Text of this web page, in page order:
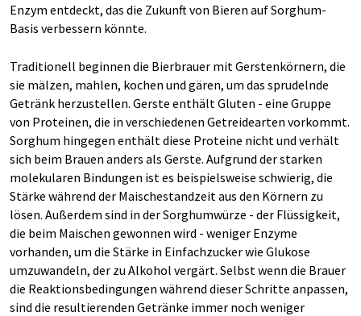
Enzym entdeckt, das die Zukunft von Bieren auf Sorghum-
Basis verbessern könnte.
Traditionell beginnen die Bierbrauer mit Gerstenkörnern, die
sie mälzen, mahlen, kochen und gären, um das sprudelnde
Getränk herzustellen. Gerste enthält Gluten - eine Gruppe
von Proteinen, die in verschiedenen Getreidearten vorkommt.
Sorghum hingegen enthält diese Proteine nicht und verhält
sich beim Brauen anders als Gerste. Aufgrund der starken
molekularen Bindungen ist es beispielsweise schwierig, die
Stärke während der Maischestandzeit aus den Körnern zu
lösen. Außerdem sind in der Sorghumwürze - der Flüssigkeit,
die beim Maischen gewonnen wird - weniger Enzyme
vorhanden, um die Stärke in Einfachzucker wie Glukose
umzuwandeln, der zu Alkohol vergärt. Selbst wenn die Brauer
die Reaktionsbedingungen während dieser Schritte anpassen,
sind die resultierenden Getränke immer noch weniger